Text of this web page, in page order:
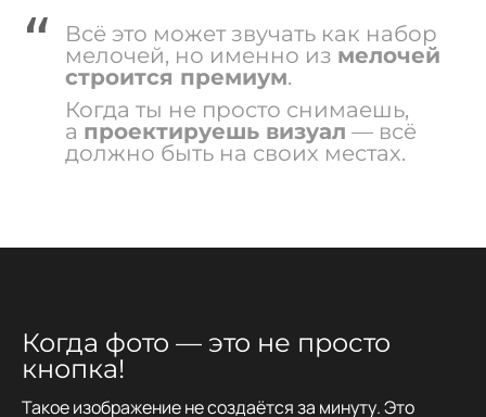
Всё это может звучать как набор
мелочей, но именно из мелочей
строится премиум.
Когда ты не просто снимаешь,
а проектируешь визуал — всё
должно быть на своих местах.
Когда фото — это не просто
кнопка!
Такое изображение не создаётся за минуту. Это